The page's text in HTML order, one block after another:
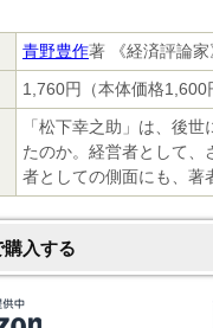
青野豊作著 《経済評論家
1,760円（本体価格1,600
「松下幸之助」は、後
たのか。経営者として、
者としての側面にも、著
入する